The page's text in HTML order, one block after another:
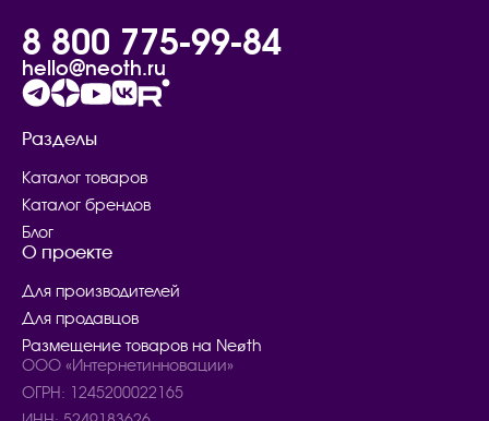
8 800 775-99-84
hello@neoth.ru
Разделы
Каталог товаров
Каталог брендов
Блог
О проекте
Для производителей
Для продавцов
Размещение товаров на Neøth
ООО «Интернетинновации»
ОГРН: 1245200022165